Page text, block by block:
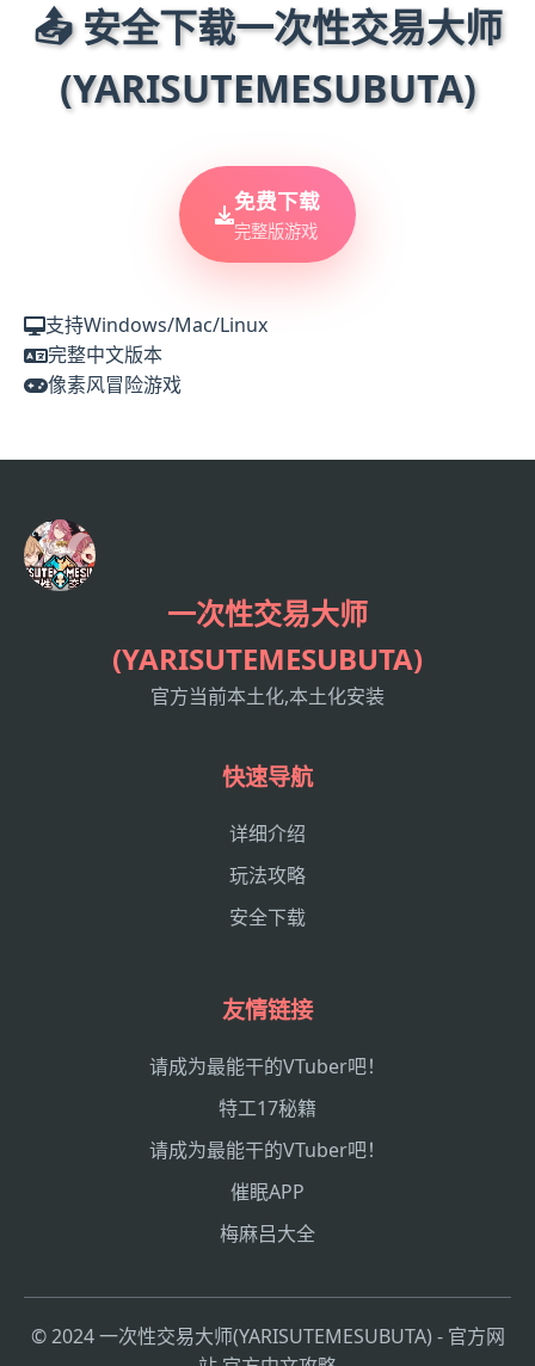
📤 安全下载一次性交易大师
(YARISUTEMESUBUTA)
免费下载
完整版游戏
支持Windows/Mac/Linux
完整中文版本
像素风冒险游戏
一次性交易大师
(YARISUTEMESUBUTA)
官方当前本土化,本土化安装
快速导航
详细介绍
玩法攻略
安全下载
友情链接
请成为最能干的VTuber吧！
特工17秘籍
请成为最能干的VTuber吧！
催眠APP
梅麻吕大全
© 2024 一次性交易大师(YARISUTEMESUBUTA) - 官方网